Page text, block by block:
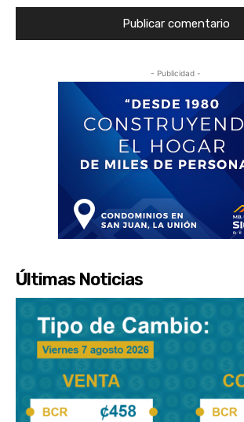
- Publicidad -
Últimas Noticias